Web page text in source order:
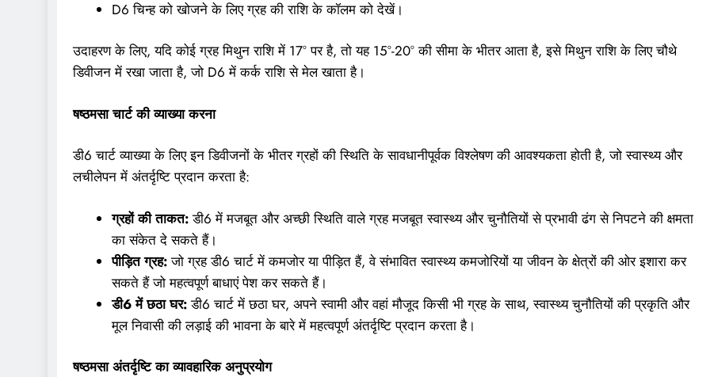
D6 चिन्ह को खोजने के लिए ग्रह की राशि के कॉलम को देखें।
उदाहरण के लिए, यदि कोई ग्रह मिथुन राशि में 17° पर है, तो यह 15°-20° की सीमा के भीतर आता है, इसे मिथुन राशि के लिए चौथे
डिवीजन में रखा जाता है, जो D6 में कर्क राशि से मेल खाता है।
षष्ठमसा चार्ट की व्याख्या करना
डी6 चार्ट व्याख्या के लिए इन डिवीजनों के भीतर ग्रहों की स्थिति के सावधानीपूर्वक विश्लेषण की आवश्यकता होती है, जो स्वास्थ्य और
लचीलेपन में अंतर्दृष्टि प्रदान करता है:
ग्रहों की ताकत:डी6 में मजबूत और अच्छी स्थिति वाले ग्रह मजबूत स्वास्थ्य और चुनौतियों से प्रभावी ढंग से निपटने की क्षमता
का संकेत दे सकते हैं।
पीड़ित ग्रह:जो ग्रह डी6 चार्ट में कमजोर या पीड़ित हैं, वे संभावित स्वास्थ्य कमजोरियों या जीवन के क्षेत्रों की ओर इशारा कर
सकते हैं जो महत्वपूर्ण बाधाएं पेश कर सकते हैं।
डी6 में छठा घर:डी6 चार्ट में छठा घर, अपने स्वामी और वहां मौजूद किसी भी ग्रह के साथ, स्वास्थ्य चुनौतियों की प्रकृति और
मूल निवासी की लड़ाई की भावना के बारे में महत्वपूर्ण अंतर्दृष्टि प्रदान करता है।
षष्ठमसा अंतर्दृष्टि का व्यावहारिक अनुप्रयोग